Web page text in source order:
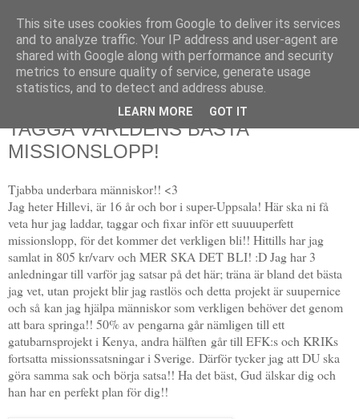
TAGGA VÄRLDENS BÄSTA
MISSIONSLOPP!
Tjabba underbara människor!! <3
Jag heter Hillevi, är 16 år och bor i super-Uppsala! Här ska ni få
veta hur jag laddar, taggar och fixar inför ett suuuuperfett
missionslopp, för det kommer det verkligen bli!! Hittills har jag
samlat in 805 kr/varv och MER SKA DET BLI! :D Jag har 3
anledningar till varför jag satsar på det här; träna är bland det bästa
jag vet, utan projekt blir jag rastlös och detta projekt är suupernice
och så kan jag hjälpa människor som verkligen behöver det genom
att bara springa!! 50% av pengarna går nämligen till ett
gatubarnsprojekt i Kenya, andra hälften går till EFK:s och KRIKs
fortsatta missionssatsningar i Sverige. Därför tycker jag att DU ska
göra samma sak och börja satsa!! Ha det bäst, Gud älskar dig och
han har en perfekt plan för dig!!
This site uses cookies from Google to deliver its services
and to analyze traffic. Your IP address and user-agent are
shared with Google along with performance and security
metrics to ensure quality of service, generate usage
statistics, and to detect and address abuse.
LEARN MORE GOT IT